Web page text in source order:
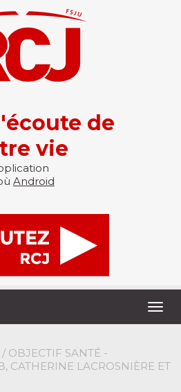
de
vie
Android
/ OBJECTIF SANTÉ -
CATHERINE LACROSNIÈRE ET